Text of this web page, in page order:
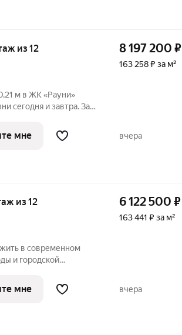
из 12
м в ЖК «Рауни»
сегодня и завтра. За
спальню, кабинет
8 197 200 ₽
163 258 ₽ за м²
мне вчера
из 12
и городской
и хранения всего
6 122 500 ₽
163 441 ₽ за м²
мне вчера